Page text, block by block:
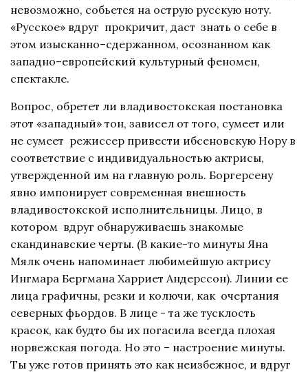
невозможно, собьется на острую русскую ноту.
«Русское» вдруг прокричит, даст знать о себе в
этом изысканно–сдержанном, осознанном как
западно–европейский культурный феномен,
спектакле.
Вопрос, обретет ли владивостокская постановка
этот «западный» тон, зависел от того, сумеет или
не сумеет режиссер привести ибсеновскую Нору в
соответствие с индивидуальностью актрисы,
утвержденной им на главную роль. Боргерсену
явно импонирует современная внешность
владивостокской исполнительницы. Лицо, в
котором вдруг обнаруживаешь знакомые
скандинавские черты. (В какие-то минуты Яна
Мялк очень напоминает любимейшую актрису
Ингмара Бергмана Харриет Андерссон). Линии ее
лица графичны, резки и колючи, как очертания
северных фьордов. В лице - та же тусклость
красок, как будто бы их погасила всегда плохая
норвежская погода. Но это – настроение минуты.
Ты уже готов принять это как неизбежное, и вдруг